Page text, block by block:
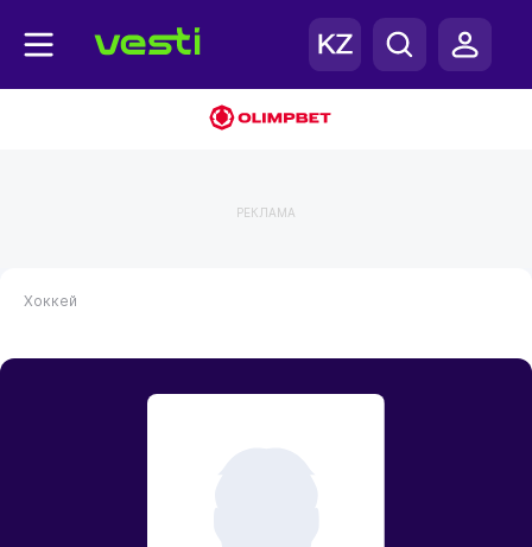
РЕКЛАМА
Хоккей